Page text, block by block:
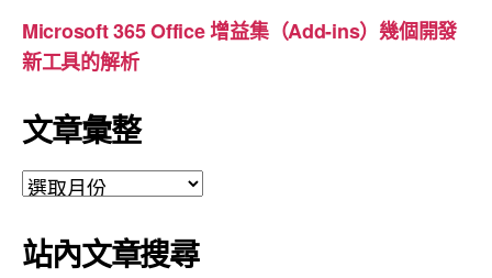
Microsoft 365 Office 增益集（Add-ins）幾個開發
新工具的解析
文章彙整
文
彙
整
站內文章搜尋